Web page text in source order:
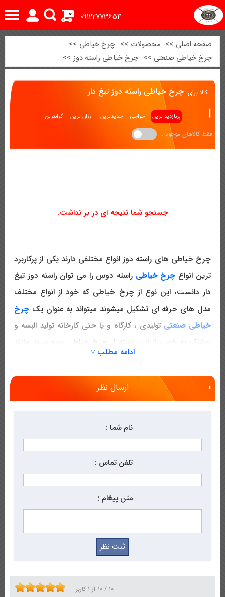
09122773654
0
صفحه اصلی >> محصولات >> چرخ خیاطی >>
چرخ خیاطی صنعتی >> چرخ خیاطی راسته دوز >>
کالا برای: چرخ خیاطی راسته دوز تیغ دار
پربازدید ترین حراجی جدیدترین ارزان ترین گرانترین
فقط کالاهای موجود :
جستجو شما نتیجه ای در بر نداشت.
چرخ خیاطی های راسته دوز انواع مختلفی دارند یکی از پرکاربرد
ترین انواع چرخ خیاطی راسته دوس را می توان راسته دوز تیغ
دار دانست، این نوع از چرخ خیاطی که خود از انواع مختلف
مدل های حرفه ای تشکیل میشوند میتواند به عنوان یک چرخ
خیاطی صنعتی تولیدی ، کارگاه و یا حتی کارخانه تولید البسه و
پوشاک به خوبی از این دسته از چرخ خیاطی بهره ببرند مانند
بسیاری از چرخ خیاطی های ارائه شده توسط فروشگاه چرخ
خیاطی میثم این نوع از چرخ خیاطی نیز دارای دوختی محکم
و با دوام و در عین حال زیبا می باشند. این در حالی است که
ویژگی های منحصر به فردی می باشند که به طور کامل در
صفحه ی هر یک از آنها به این موارد اشاره شده است.
ادامه مطلب ˅
ارسال نظر
نام شما :
تلفن تماس :
متن پیغام :
10 / 10 از 1 کاربر